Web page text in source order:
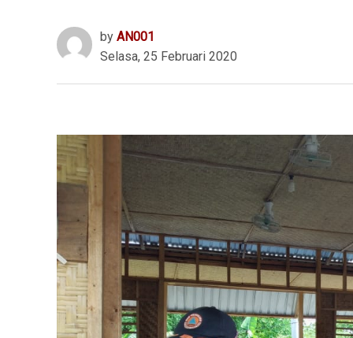
by AN001
Selasa, 25 Februari 2020